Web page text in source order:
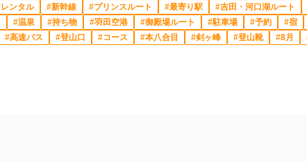
レンタル 新幹線 プリンスルート 最寄り駅 吉田・河口湖ルート
温泉 持ち物 羽田空港 御殿場ルート 駐車場 予約 宿
高速バス 登山口 コース 本八合目 剣ヶ峰 登山靴 8月